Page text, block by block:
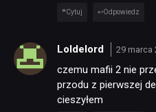
Cytuj Odpowiedz
Loldelord 29 marca
czemu mafii 2 nie
przodu z pierwszej
cieszyłem